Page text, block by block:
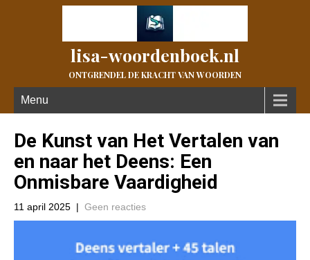
lisa-woordenboek.nl
ONTGRENDEL DE KRACHT VAN WOORDEN
Menu
De Kunst van Het Vertalen van
en naar het Deens: Een
Onmisbare Vaardigheid
11 april 2025 | Geen reacties